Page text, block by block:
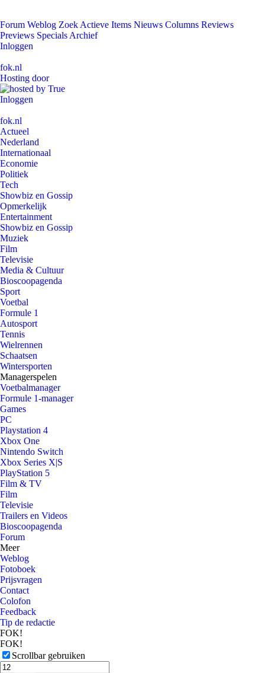
Forum Weblog Zoek Actieve Items Nieuws Columns Reviews
Previews Specials Archief
Inloggen
fok.nl
Hosting door
Inloggen
fok.nl
Actueel
Nederland
Internationaal
Economie
Politiek
Tech
Showbiz en Gossip
Opmerkelijk
Entertainment
Showbiz en Gossip
Muziek
Film
Televisie
Media & Cultuur
Bioscoopagenda
Sport
Voetbal
Formule 1
Autosport
Tennis
Wielrennen
Schaatsen
Wintersporten
Managerspelen
Voetbalmanager
Formule 1-manager
Games
PC
Playstation 4
Xbox One
Nintendo Switch
Xbox Series X|S
PlayStation 5
Film & TV
Film
Televisie
Trailers en Videos
Bioscoopagenda
Forum
Meer
Weblog
Fotoboek
Prijsvragen
Contact
Colofon
Feedback
Tip de redactie
FOK!
FOK!
Scrollbar gebruiken